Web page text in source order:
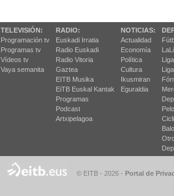
TELEVISIÓN:
Programación tv
Programas tv
Vídeos tv
Vaya semanita
RADIO:
Euskadi Irratia
Radio Euskadi
Radio Vitoria
Gaztea
EITB Musika
EiTB Euskal Kantak
Programas
Podcast
Artxipelagoa
NOTICIAS:
Actualidad
Economía
Política
Cultura
Ikusmiran
Eguraldia
© EITB - 2026 - Portal de